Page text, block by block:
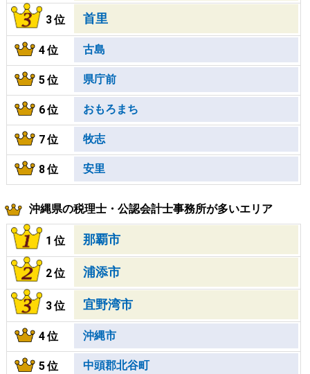
3位 首里
4位 古島
5位 県庁前
6位 おもろまち
7位 牧志
8位 安里
沖縄県の税理士・公認会計士事務所が多いエリア
1位 那覇市
2位 浦添市
3位 宜野湾市
4位 沖縄市
5位 中頭郡北谷町